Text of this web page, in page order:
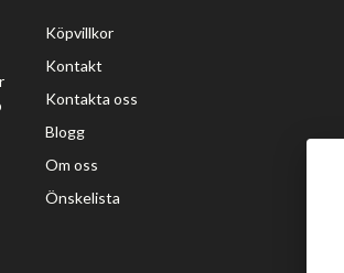
Köpvillkor
Kontakt
Kontakta oss
Blogg
Om oss
Önskelista